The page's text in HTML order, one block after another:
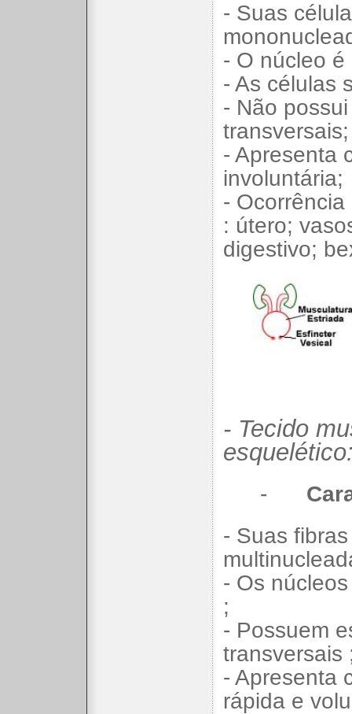
- Suas
- O núcleo é
- As células
- Não
transversais;
- Apresenta
involuntária;
-
: útero;
digestivo;
- Tecido
-
- Suas
- Os
;
- Possuem
transversais
- Apresenta
rápida e